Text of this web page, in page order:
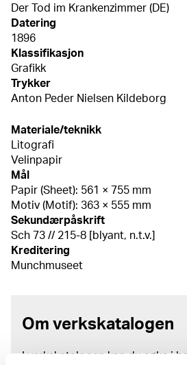
Der Tod im Krankenzimmer (DE)
Datering
1896
Klassifikasjon
Grafikk
Trykker
Anton Peder Nielsen Kildeborg
Materiale/teknikk
Litografi
Velinpapir
Mål
Papir (Sheet): 561 × 755 mm
Motiv (Motif): 363 × 555 mm
Sekundærpåskrift
Sch 73 // 215-8 [blyant, n.t.v.]
Kreditering
Munchmuseet
Om verkskatalogen
I verkskatalogen kan du søke i